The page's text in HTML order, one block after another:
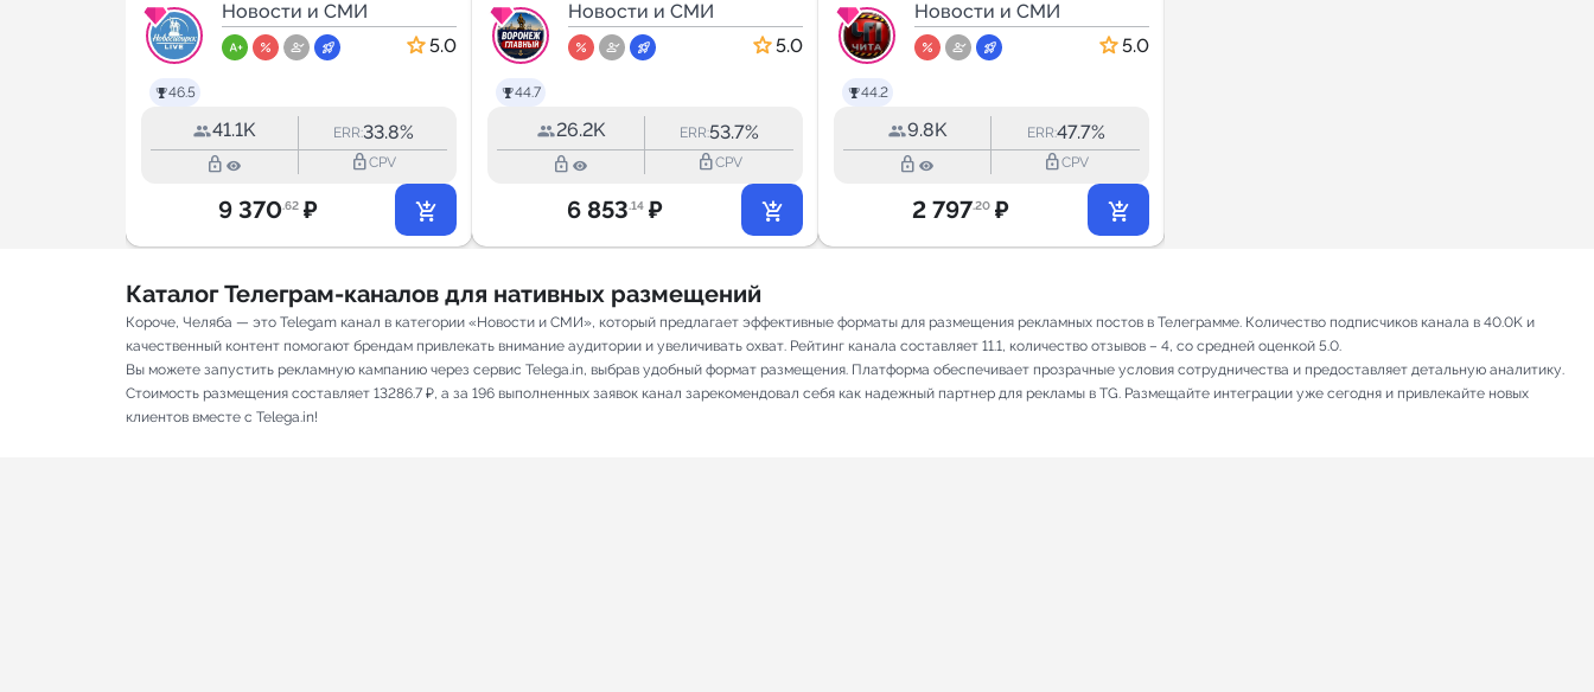
46.5
Live
Новости и СМИ
5.0
41.1K ERR:33.8%
lock_outline lock_outlineCPV
9 370.62 ₽
44.7
ГЛАВНЫЙ
Новости и СМИ
5.0
26.2K ERR:53.7%
lock_outline lock_outlineCPV
6 853.14 ₽
44.2
Новости и СМИ
5.0
9.8K ERR:47.7%
lock_outline lock_outlineCPV
2 797.20 ₽
Каталог Телеграм-каналов для нативных размещений
Короче, Челяба — это Telegam канал в категории «Новости и СМИ», который предлагает эффективные форматы для размещения рекламных постов в Телеграмме. Количество подписчиков канала в 40.0K и
качественный контент помогают брендам привлекать внимание аудитории и увеличивать охват. Рейтинг канала составляет 11.1, количество отзывов – 4, со средней оценкой 5.0.
Вы можете запустить рекламную кампанию через сервис Telega.in, выбрав удобный формат размещения. Платформа обеспечивает прозрачные условия сотрудничества и предоставляет детальную аналитику.
Стоимость размещения составляет 13286.7 ₽, а за 196 выполненных заявок канал зарекомендовал себя как надежный партнер для рекламы в TG. Размещайте интеграции уже сегодня и привлекайте новых
клиентов вместе с Telega.in!